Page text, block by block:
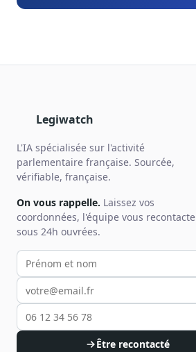
Legiwatch
L'IA spécialisée sur l'activité
parlementaire française. Sourcée,
vérifiable, française.
On vous rappelle. Laissez vos
coordonnées, l'équipe vous recontacte
sous 24h ouvrées.
Votre prénom et nom
Votre email
Votre téléphone
Être recontacté